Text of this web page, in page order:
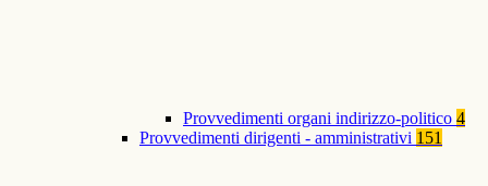
Provvedimenti organi indirizzo-politico 4
Provvedimenti dirigenti - amministrativi 151